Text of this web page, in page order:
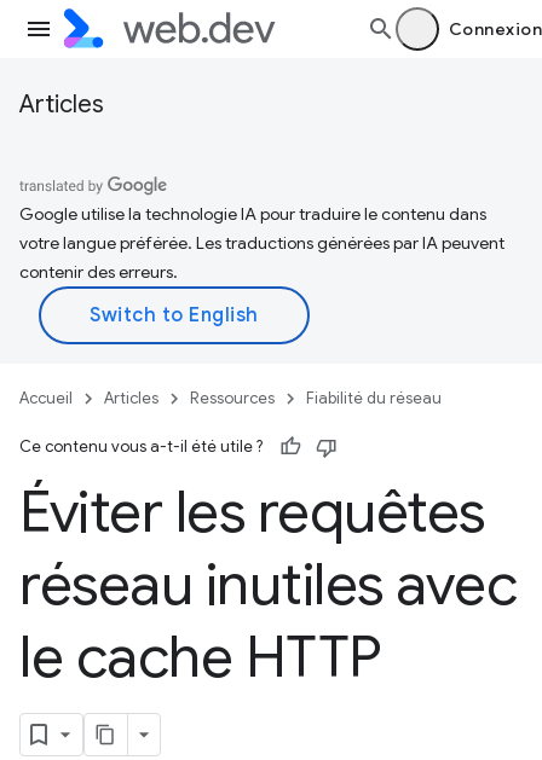
Connexion
Articles
Google utilise la technologie IA pour traduire le contenu dans
votre langue préférée. Les traductions générées par IA peuvent
contenir des erreurs.
Accueil Articles Ressources Fiabilité du réseau
Ce contenu vous a-t-il été utile ?
Éviter les requêtes
réseau inutiles avec
le cache HTTP